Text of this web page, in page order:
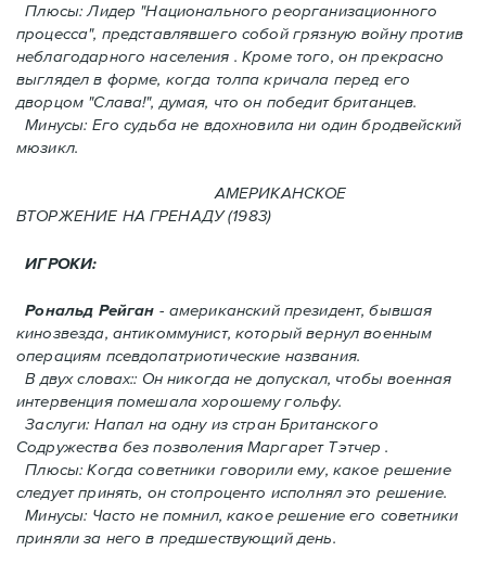
Плюсы: Лидер "Национального реорганизационного
процесса", представлявшего собой грязную войну против
неблагодарного населения . Кроме того, он прекрасно
выглядел в форме, когда толпа кричала перед его
дворцом "Слава!", думая, что он победит британцев.
Минусы: Его судьба не вдохновила ни один бродвейский
мюзикл.
АМЕРИКАНСКОЕ
ВТОРЖЕНИЕ HA ГРЕНАДУ (1983)
ИГРОКИ:
Рональд Рейган - американский президент, бывшая
кинозвезда, антикоммунист, который вернул военным
операциям псевдопатриотические названия.
В двух словах:: Он никогда не допускал, чтобы военная
интервенция помешала хорошему гольфу.
Заслуги: Напал на одну из стран Британского
Содружества без позволения Mаргарет Тэтчер .
Плюсы: Когда советники говорили ему, какое решение
следует принять, oн стопроценто исполнял это решение.
Минусы: Часто не помнил, какое решение его советники
приняли за него в предшествующий день.